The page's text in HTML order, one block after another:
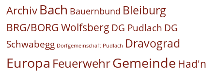
Archiv Bach Bauernbund Bleiburg
BRG/BORG Wolfsberg DG Pudlach DG
Schwabegg Dorfgemeinschaft Pudlach Dravograd
Europa FeuerwehrGemeinde Had'n